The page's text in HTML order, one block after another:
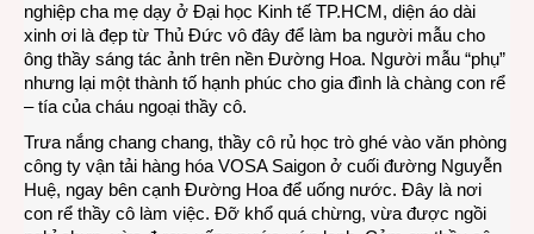
nghiệp cha mẹ dạy ở Đại học Kinh tế TP.HCM, diện áo dài
xinh ơi là đẹp từ Thủ Đức vô đây để làm ba người mẫu cho
ông thầy sáng tác ảnh trên nền Đường Hoa. Người mẫu “phụ”
nhưng lại một thành tố hạnh phúc cho gia đình là chàng con rể
– tía của cháu ngoại thầy cô.
Trưa nắng chang chang, thầy cô rủ học trò ghé vào văn phòng
công ty vận tải hàng hóa VOSA Saigon ở cuối đường Nguyễn
Huệ, ngay bên cạnh Đường Hoa để uống nước. Đây là nơi
con rể thầy cô làm việc. Đỡ khổ quá chừng, vừa được ngồi